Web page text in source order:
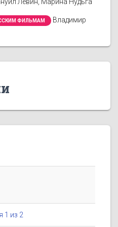
ФИЛЬМАМ
Владимир
1 из 2